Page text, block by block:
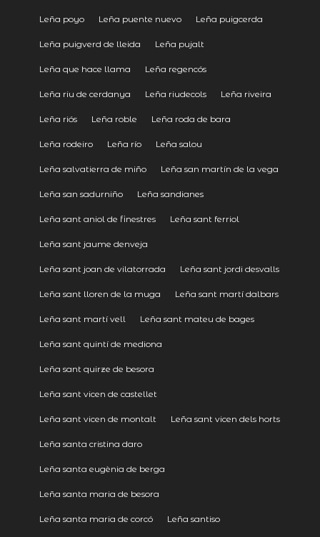
Leña poyo Leña puente nuevo Leña puigcerda
Leña puigverd de lleida Leña pujalt
Leña que hace llama Leña regencós
Leña riu de cerdanya Leña riudecols Leña riveira
Leña riós Leña roble Leña roda de bara
Leña rodeiro Leña río Leña salou
Leña salvatierra de miño Leña san martín de la vega
Leña san sadurniño Leña sandianes
Leña sant aniol de finestres Leña sant ferriol
Leña sant jaume denveja
Leña sant joan de vilatorrada Leña sant jordi desvalls
Leña sant lloren de la muga Leña sant martí dalbars
Leña sant martí vell Leña sant mateu de bages
Leña sant quintí de mediona
Leña sant quirze de besora
Leña sant vicen de castellet
Leña sant vicen de montalt Leña sant vicen dels horts
Leña santa cristina daro
Leña santa eugènia de berga
Leña santa maria de besora
Leña santa maria de corcó Leña santiso